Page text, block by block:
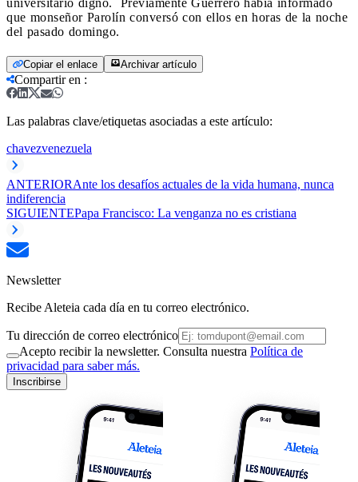
que monseñor Parolín conversó con ellos en horas de la noche
del pasado domingo.
Copiar el enlace Archivar artículo
Compartir en :
Las palabras clave/etiquetas asociadas a este artículo:
chavezvenezuela
ANTERIORAnte los desafíos actuales de la vida humana, nunca
indiferencia
SIGUIENTEPapa Francisco: La venganza no es cristiana
Newsletter
Recibe Aleteia cada día en tu correo electrónico.
Tu dirección de correo electrónico
Acepto recibir la newsletter. Consulta nuestra Política de
privacidad para saber más.
Inscribirse